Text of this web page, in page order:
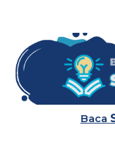
Baca